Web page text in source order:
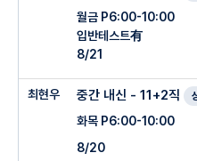
○ PT 수업 장점을 살린 개인별 맞춤 커리
○ SNS를 통한 학생 무한관리 및 학무모 피
◈ 신우림T 성균관대 수학과
월금 P6:00-10:00
입반테스트有
8/21
최현우 중간 내신 - 11+2직
화목 P6:00-10:00
8/20